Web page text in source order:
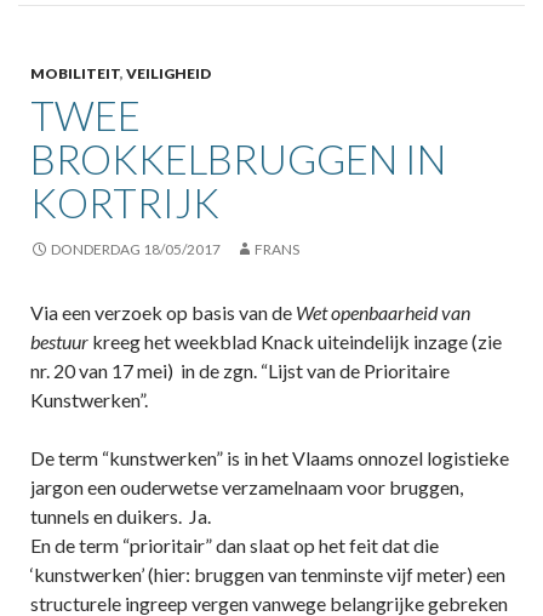
MOBILITEIT, VEILIGHEID
TWEE
BROKKELBRUGGEN IN
KORTRIJK
DONDERDAG 18/05/2017 FRANS
Via een verzoek op basis van de Wet openbaarheid van
bestuur kreeg het weekblad Knack uiteindelijk inzage (zie
nr. 20 van 17 mei) in de zgn. “Lijst van de Prioritaire
Kunstwerken”.
De term “kunstwerken” is in het Vlaams onnozel logistieke
jargon een ouderwetse verzamelnaam voor bruggen,
tunnels en duikers. Ja.
En de term “prioritair” dan slaat op het feit dat die
‘kunstwerken’ (hier: bruggen van tenminste vijf meter) een
structurele ingreep vergen vanwege belangrijke gebreken